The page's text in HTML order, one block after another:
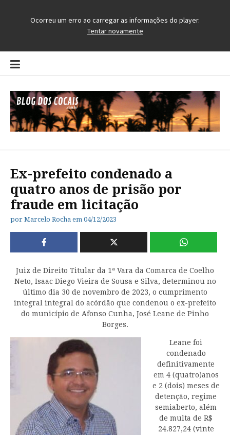
Pular
para
conteúdo
Ex-prefeito condenado a
quatro anos de prisão por
fraude em licitação
por Marcelo Rocha em 04/12/2023
Juiz de Direito Titular da 1ª Vara da Comarca de Coelho
Neto, Isaac Diego Vieira de Sousa e Silva, determinou no
último dia 30 de novembro de 2023, o cumprimento
integral integral do acórdão que condenou o ex-prefeito
do município de Afonso Cunha, José Leane de Pinho
Borges.
Leane foi
condenado
definitivamente
em 4 (quatro)anos
e 2 (dois) meses de
detenção, regime
semiaberto, além
de multa de R$
24.827,24 (vinte